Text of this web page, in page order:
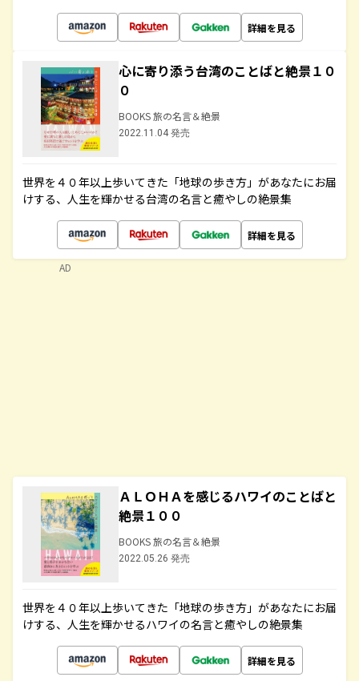
詳細を見る
心に寄り添う台湾のことばと絶景１０
０
BOOKS 旅の名言＆絶景
2022.11.04 発売
世界を４０年以上歩いてきた「地球の歩き方」があなたにお届
けする、人生を輝かせる台湾の名言と癒やしの絶景集
詳細を見る
ＡＬＯＨＡを感じるハワイのことばと
絶景１００
BOOKS 旅の名言＆絶景
2022.05.26 発売
世界を４０年以上歩いてきた「地球の歩き方」があなたにお届
けする、人生を輝かせるハワイの名言と癒やしの絶景集
詳細を見る
AD